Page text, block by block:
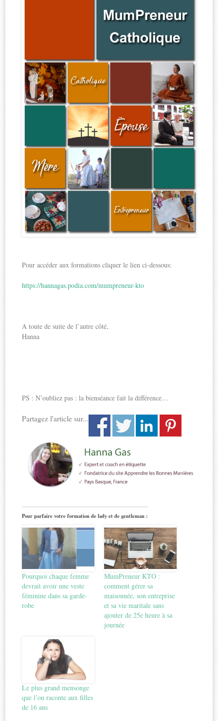
Pour accéder aux formations cliquer le lien ci-dessous:
https://hannagas.podia.com/mumpreneur-kto
A toute de suite de l’autre côté,
Hanna
PS : N’oubliez pas : la bienséance fait la différence…
Partagez l'article sur...
Pour parfaire votre formation de lady et de gentleman :
Pourquoi chaque femme
devrait avoir une veste
féminine dans sa garde-
robe
MumPreneur KTO :
comment gérer sa
maisonnée, son entreprise
et sa vie maritale sans
ajouter de 25e heure à sa
journée
Le plus grand mensonge
que l’on raconte aux filles
de 16 ans